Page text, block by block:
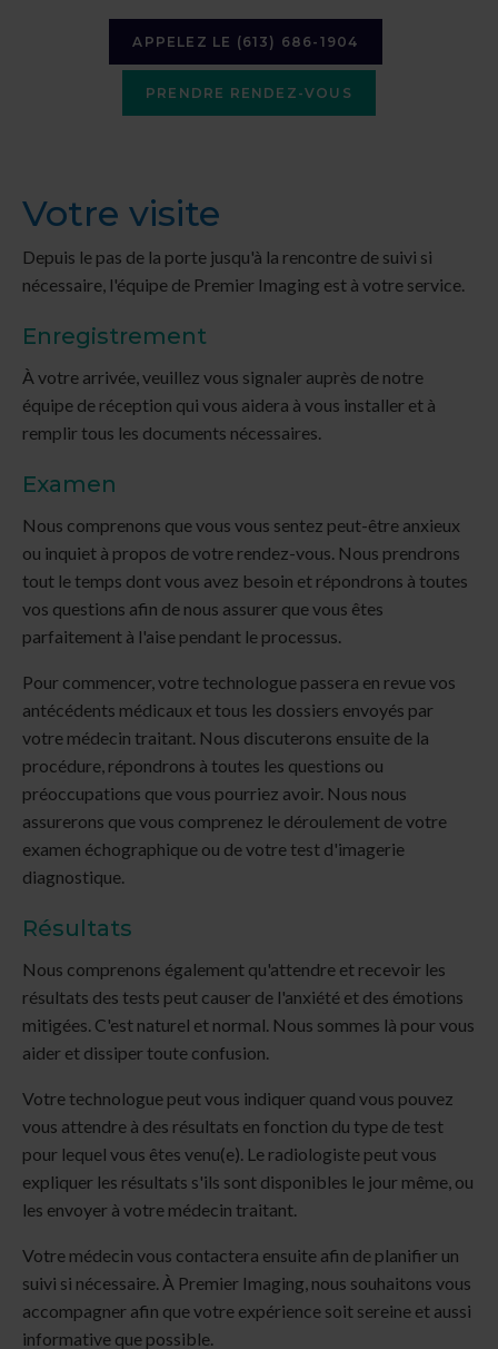
APPELEZ LE (613) 686-1904
PRENDRE RENDEZ-VOUS
Votre visite
Depuis le pas de la porte jusqu'à la rencontre de suivi si
nécessaire, l'équipe de Premier Imaging est à votre service.
Enregistrement
À votre arrivée, veuillez vous signaler auprès de notre
équipe de réception qui vous aidera à vous installer et à
remplir tous les documents nécessaires.
Examen
Nous comprenons que vous vous sentez peut-être anxieux
ou inquiet à propos de votre rendez-vous. Nous prendrons
tout le temps dont vous avez besoin et répondrons à toutes
vos questions afin de nous assurer que vous êtes
parfaitement à l'aise pendant le processus.
Pour commencer, votre technologue passera en revue vos
antécédents médicaux et tous les dossiers envoyés par
votre médecin traitant. Nous discuterons ensuite de la
procédure, répondrons à toutes les questions ou
préoccupations que vous pourriez avoir. Nous nous
assurerons que vous comprenez le déroulement de votre
examen échographique ou de votre test d'imagerie
diagnostique.
Résultats
Nous comprenons également qu'attendre et recevoir les
résultats des tests peut causer de l'anxiété et des émotions
mitigées. C'est naturel et normal. Nous sommes là pour vous
aider et dissiper toute confusion.
Votre technologue peut vous indiquer quand vous pouvez
vous attendre à des résultats en fonction du type de test
pour lequel vous êtes venu(e). Le radiologiste peut vous
expliquer les résultats s'ils sont disponibles le jour même, ou
les envoyer à votre médecin traitant.
Votre médecin vous contactera ensuite afin de planifier un
suivi si nécessaire. À Premier Imaging, nous souhaitons vous
accompagner afin que votre expérience soit sereine et aussi
informative que possible.